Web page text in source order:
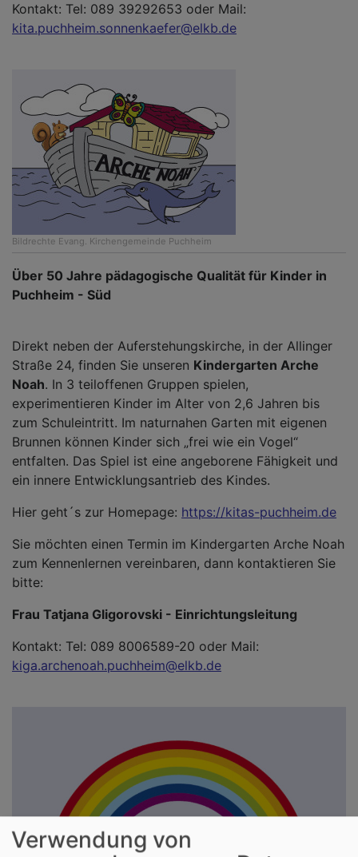
Kontakt: Tel: 089 39292653 oder Mail:
kita.puchheim.sonnenkaefer@elkb.de
Bildrechte Evang. Kirchengemeinde Puchheim
Über 50 Jahre pädagogische Qualität für Kinder in
Puchheim - Süd
Direkt neben der Auferstehungskirche, in der Allinger
Straße 24, finden Sie unseren Kindergarten Arche
Noah. In 3 teiloffenen Gruppen spielen,
experimentieren Kinder im Alter von 2,6 Jahren bis
zum Schuleintritt. Im naturnahen Garten mit eigenen
Brunnen können Kinder sich „frei wie ein Vogel“
entfalten. Das Spiel ist eine angeborene Fähigkeit und
ein innere Entwicklungsantrieb des Kindes.
Hier geht´s zur Homepage: https://kitas-puchheim.de
Sie möchten einen Termin im Kindergarten Arche Noah
zum Kennenlernen vereinbaren, dann kontaktieren Sie
bitte:
Frau Tatjana Gligorovski - Einrichtungsleitung
Kontakt: Tel: 089 8006589-20 oder Mail:
kiga.archenoah.puchheim@elkb.de
Verwendung von